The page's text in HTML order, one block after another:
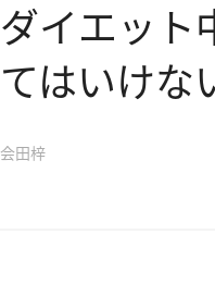
ダイエット
てはいけな
会田梓